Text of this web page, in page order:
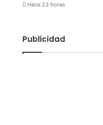
Hace 23 horas
Publicidad